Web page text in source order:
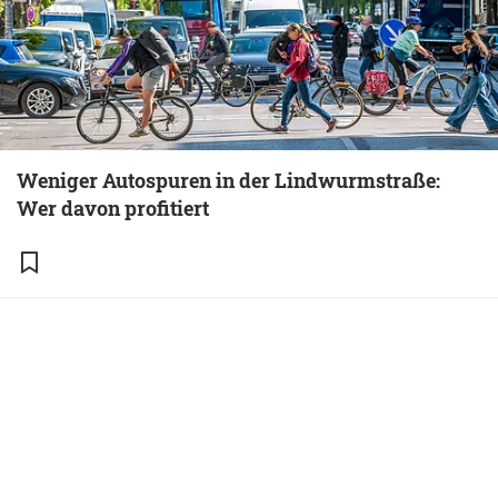
Weniger Autospuren in der Lindwurmstraße:
Wer davon profitiert